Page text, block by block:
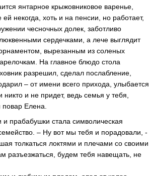
янтарное крыжовниковое варенье,
ей некогда, хоть и на пенсии, но работает,
чесночных долек, заботливо
сердечками, а лече выглядит
вырезанным из соленых
На главное блюдо стола
разрешил, сделал послабление,
– от имени всего прихода, улыбается
и не придет, ведь семья у тебя,
Елена.
прабабушки стала символическая
– Ну вот мы тебя и порадовали, -
толкаться локтями и плечами со своими
разъезжаться, будем тебя навещать, не